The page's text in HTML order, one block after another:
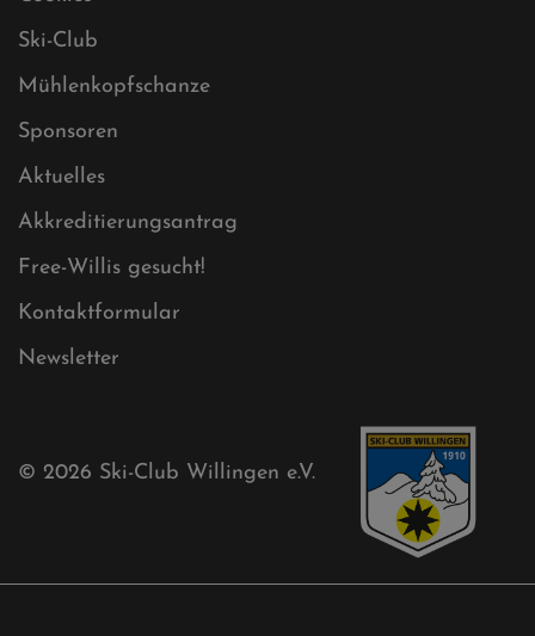
Cookies
Ski-Club
Mühlenkopfschanze
Sponsoren
Aktuelles
Akkreditierungsantrag
Free-Willis gesucht!
Kontaktformular
Newsletter
© 2026 Ski-Club Willingen e.V.